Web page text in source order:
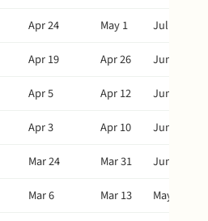
Apr 24 May 1
Jul 3
Apr 19 Apr 26
Jun 28
Apr 5 Apr 12
Jun 14
Apr 3 Apr 10
Jun 12
Mar 24 Mar 31
Jun 2
Mar 6 Mar 13 May 15